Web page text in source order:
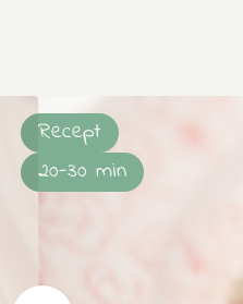
Recept
20-30 min